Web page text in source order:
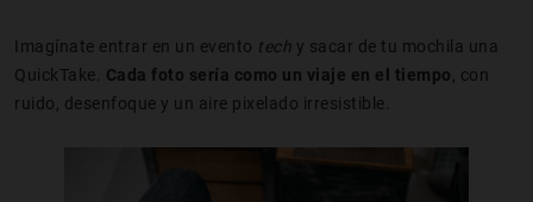
Imagínate entrar en un evento tech y sacar de tu mochila una
QuickTake. Cada foto sería como un viaje en el tiempo , con
ruido, desenfoque y un aire pixelado irresistible.